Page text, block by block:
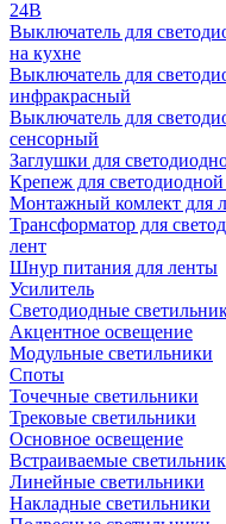
24В
Выключатель для
на кухне
Выключатель для
инфракрасный
Выключатель для
сенсорный
Заглушки для
Крепеж для
Монтажный комлект для
Трансформатор для
лент
Шнур питания для ленты
Усилитель
Светодиодные
Акцентное освещение
Модульные светильники
Споты
Точечные светильники
Трековые светильники
Основное освещение
Встраиваемые
Линейные светильники
Накладные светильники